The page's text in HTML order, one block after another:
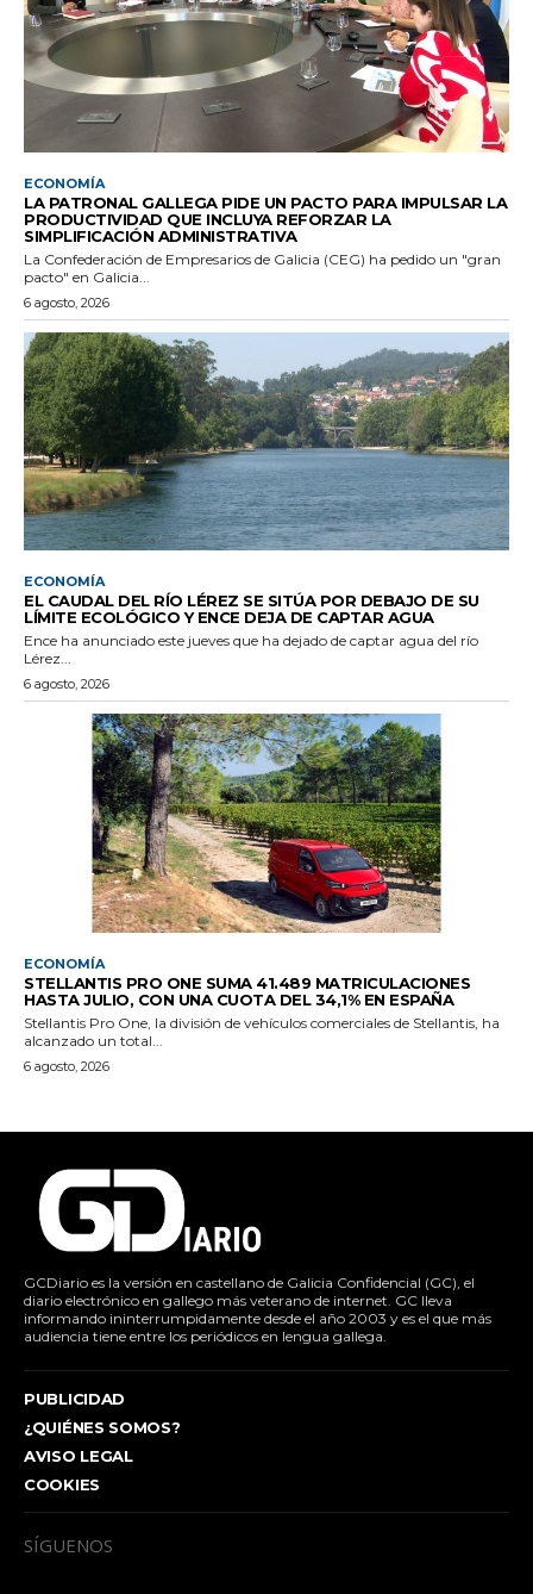
ECONOMÍA
LA PATRONAL GALLEGA PIDE UN PACTO PARA IMPULSAR LA
PRODUCTIVIDAD QUE INCLUYA REFORZAR LA
SIMPLIFICACIÓN ADMINISTRATIVA
La Confederación de Empresarios de Galicia (CEG) ha pedido un "gran
pacto" en Galicia...
6 agosto, 2026
ECONOMÍA
EL CAUDAL DEL RÍO LÉREZ SE SITÚA POR DEBAJO DE SU
LÍMITE ECOLÓGICO Y ENCE DEJA DE CAPTAR AGUA
Ence ha anunciado este jueves que ha dejado de captar agua del río
Lérez...
6 agosto, 2026
ECONOMÍA
STELLANTIS PRO ONE SUMA 41.489 MATRICULACIONES
HASTA JULIO, CON UNA CUOTA DEL 34,1% EN ESPAÑA
Stellantis Pro One, la división de vehículos comerciales de Stellantis, ha
alcanzado un total...
6 agosto, 2026
GCDiario es la versión en castellano de Galicia Confidencial (GC), el
diario electrónico en gallego más veterano de internet. GC lleva
informando ininterrumpidamente desde el año 2003 y es el que más
audiencia tiene entre los periódicos en lengua gallega.
PUBLICIDAD
¿QUIÉNES SOMOS?
AVISO LEGAL
COOKIES
SÍGUENOS